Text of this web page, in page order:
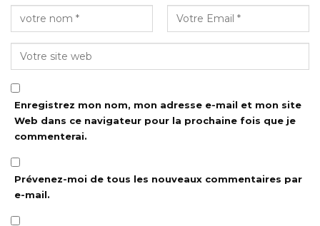
Enregistrez mon nom, mon adresse e-mail et mon site
Web dans ce navigateur pour la prochaine fois que je
commenterai.
Prévenez-moi de tous les nouveaux commentaires par
e-mail.